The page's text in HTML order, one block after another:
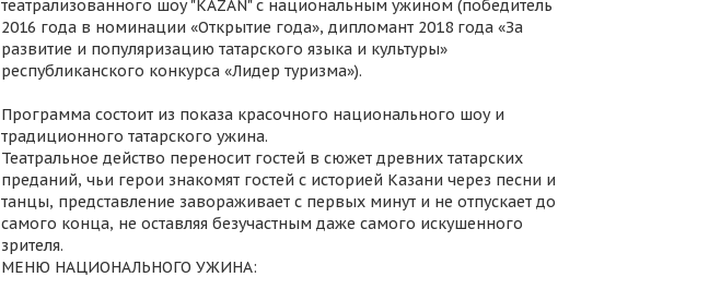
театрализованного шоу "KAZAN" с национальным ужином (победитель
2016 года в номинации «Открытие года», дипломант 2018 года «За
развитие и популяризацию татарского языка и культуры»
республиканского конкурса «Лидер туризма»).
Программа состоит из показа красочного национального шоу и
традиционного татарского ужина.
Театральное действо переносит гостей в сюжет древних татарских
преданий, чьи герои знакомят гостей с историей Казани через песни и
танцы, представление завораживает с первых минут и не отпускает до
самого конца, не оставляя безучастным даже самого искушенного
зрителя.
МЕНЮ НАЦИОНАЛЬНОГО УЖИНА: